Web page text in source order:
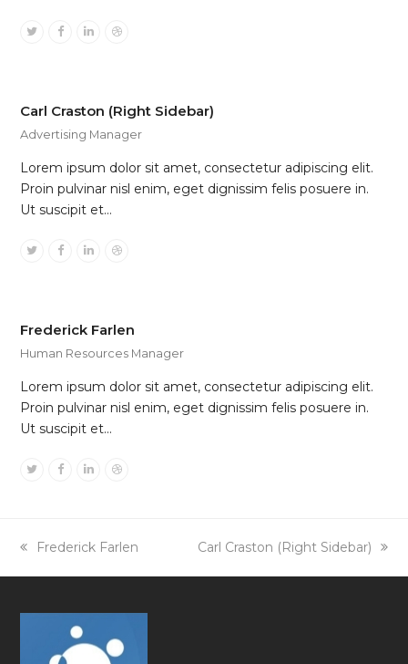
TwitterFacebook
LinkedinDribbble
Carl Craston (Right Sidebar)
Advertising Manager
Lorem ipsum dolor sit amet, consectetur adipiscing elit.
Proin pulvinar nisl enim, eget dignissim felis posuere in.
Ut suscipit et…
TwitterFacebook
LinkedinDribbble
Frederick Farlen
Human Resources Manager
Lorem ipsum dolor sit amet, consectetur adipiscing elit.
Proin pulvinar nisl enim, eget dignissim felis posuere in.
Ut suscipit et…
TwitterFacebook
LinkedinDribbble
previous
Frederick Farlen
next
Carl Craston (Right Sidebar)